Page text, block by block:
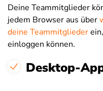
Deine Teammitglieder
jedem Browser aus über
deine Teammitglieder
einloggen können.
Desktop-